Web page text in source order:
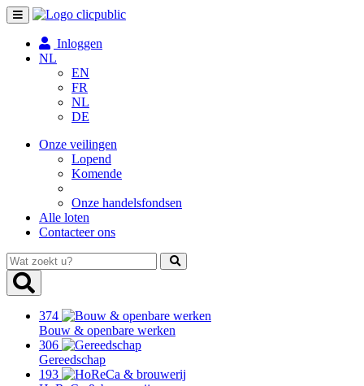
Toggle
navigation
Inloggen
NL
EN
FR
NL
DE
Onze veilingen
Lopend
Komende
Onze handelsfondsen
Alle loten
Contacteer ons
Wat
zoekt
u?
374
Bouw & openbare werken
306
Gereedschap
193